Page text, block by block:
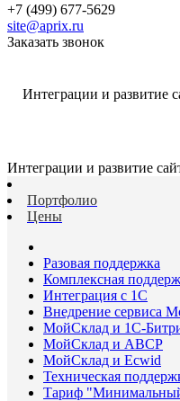
+7 (499) 677-5629
site@aprix.ru
Заказать звонок
Интеграции и развитие
Интеграции и развитие
Портфолио
Цены
Разовая поддержка
Комплексная
Интеграция с 1С
Внедрение сервиса
МойСклад и 1С-
МойСклад и ABCP
МойСклад и Ecwid
Техническая
Тариф